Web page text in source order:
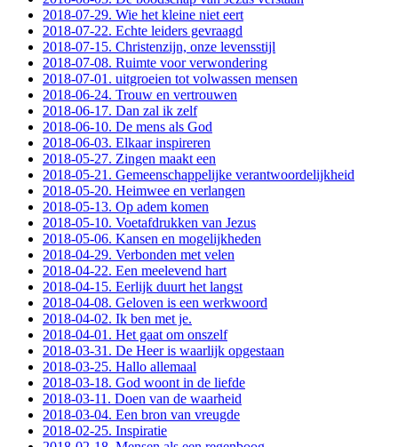
2018-07-29. Wie het kleine niet eert
2018-07-22. Echte leiders gevraagd
2018-07-15. Christenzijn, onze levensstijl
2018-07-08. Ruimte voor verwondering
2018-07-01. uitgroeien tot volwassen mensen
2018-06-24. Trouw en vertrouwen
2018-06-17. Dan zal ik zelf
2018-06-10. De mens als God
2018-06-03. Elkaar inspireren
2018-05-27. Zingen maakt een
2018-05-21. Gemeenschappelijke verantwoordelijkheid
2018-05-20. Heimwee en verlangen
2018-05-13. Op adem komen
2018-05-10. Voetafdrukken van Jezus
2018-05-06. Kansen en mogelijkheden
2018-04-29. Verbonden met velen
2018-04-22. Een meelevend hart
2018-04-15. Eerlijk duurt het langst
2018-04-08. Geloven is een werkwoord
2018-04-02. Ik ben met je.
2018-04-01. Het gaat om onszelf
2018-03-31. De Heer is waarlijk opgestaan
2018-03-25. Hallo allemaal
2018-03-18. God woont in de liefde
2018-03-11. Doen van de waarheid
2018-03-04. Een bron van vreugde
2018-02-25. Inspiratie